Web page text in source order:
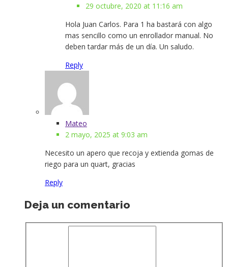
29 octubre, 2020 at 11:16 am
Hola Juan Carlos. Para 1 ha bastará con algo
mas sencillo como un enrollador manual. No
deben tardar más de un día. Un saludo.
Reply
Mateo
2 mayo, 2025 at 9:03 am
Necesito un apero que recoja y extienda gomas de
riego para un quart, gracias
Reply
Deja un comentario